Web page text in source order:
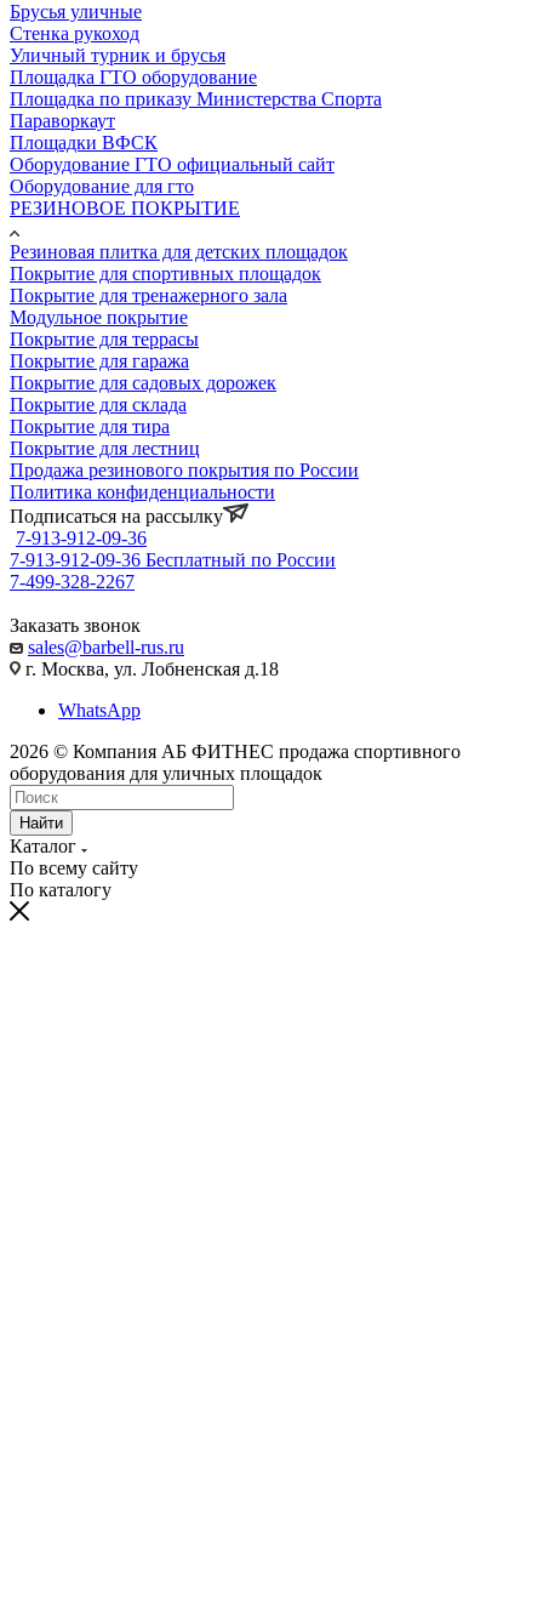
Брусья уличные
Стенка рукоход
Уличный турник и брусья
Площадка ГТО оборудование
Площадка по приказу Министерства Спорта
Параворкаут
Площадки ВФСК
Оборудование ГТО официальный сайт
Оборудование для гто
РЕЗИНОВОЕ ПОКРЫТИЕ
Резиновая плитка для детских площадок
Покрытие для спортивных площадок
Покрытие для тренажерного зала
Модульное покрытие
Покрытие для террасы
Покрытие для гаража
Покрытие для садовых дорожек
Покрытие для склада
Покрытие для тира
Покрытие для лестниц
Продажа резинового покрытия по России
Политика конфиденциальности
Подписаться на рассылку
7-913-912-09-36
7-913-912-09-36 Бесплатный по России
7-499-328-2267
Заказать звонок
sales@barbell-rus.ru
г. Москва, ул. Лобненская д.18
WhatsApp
2026 © Компания АБ ФИТНЕС продажа спортивного
оборудования для уличных площадок
Найти
Каталог
По всему сайту
По каталогу